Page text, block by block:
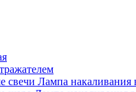
Лампа накаливания